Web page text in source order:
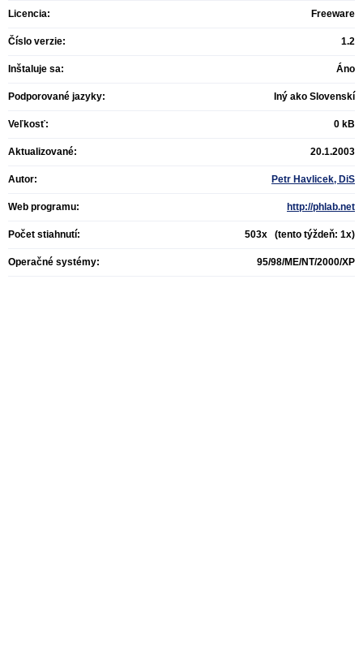
Licencia: Freeware
Číslo verzie: 1.2
Inštaluje sa: Áno
Podporované jazyky: Iný ako Slovenskí
Veľkosť: 0 kB
Aktualizované: 20.1.2003
Autor: Petr Havlicek, DiS
Web programu: http://phlab.net
Počet stiahnutí: 503x (tento týždeň: 1x)
Operačné systémy: 95/98/ME/NT/2000/XP